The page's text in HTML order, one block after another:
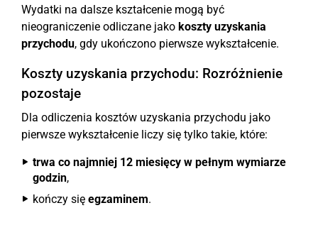
Wydatki na dalsze kształcenie mogą być
nieograniczenie odliczane jako koszty uzyskania
przychodu, gdy ukończono pierwsze wykształcenie.
Koszty uzyskania przychodu: Rozróżnienie
pozostaje
Dla odliczenia kosztów uzyskania przychodu jako
pierwsze wykształcenie liczy się tylko takie, które:
trwa co najmniej 12 miesięcy w pełnym wymiarze
godzin,
kończy się egzaminem.